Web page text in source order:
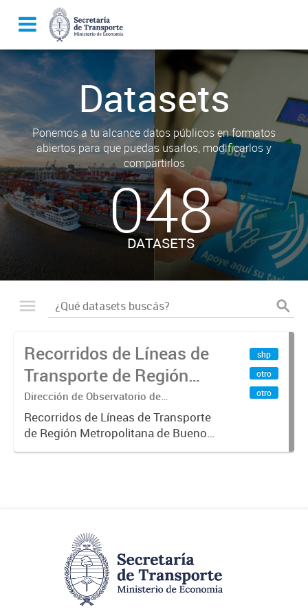
Datasets
Ponemos a tu alcance datos públicos en formatos
abiertos para que puedas usarlos, modificarlos y
compartirlos
048
DATASETS
Recorridos de Líneas de
Transporte de Región
Metropolitana de
Buenos Aires (RMBA)
Dirección de Observatorio de
Transporte, Estudio y Sistemas
Recorridos de Líneas de Transporte
de Región Metropolitana de Buenos
Aires (RMBA).-
shp
otro
otro